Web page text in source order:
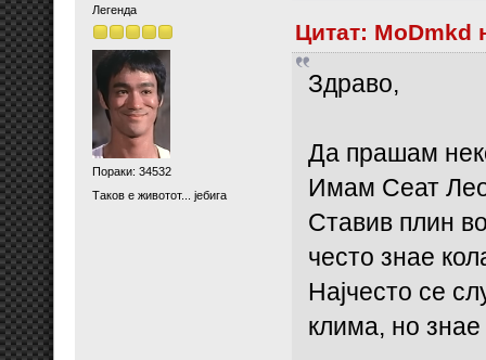
Легенда
Пораки: 34532
Таков е животот... јебига
Цитат: MoDmkd
Здраво,
Да прашам
Имам Сеат
Ставив плин
често знае
Најчесто се
клима, но